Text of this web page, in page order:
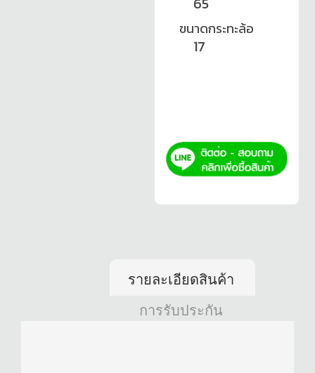
ขนาดกระทะล้อ
17
รายละเอียดสินค้า
การรับประกัน